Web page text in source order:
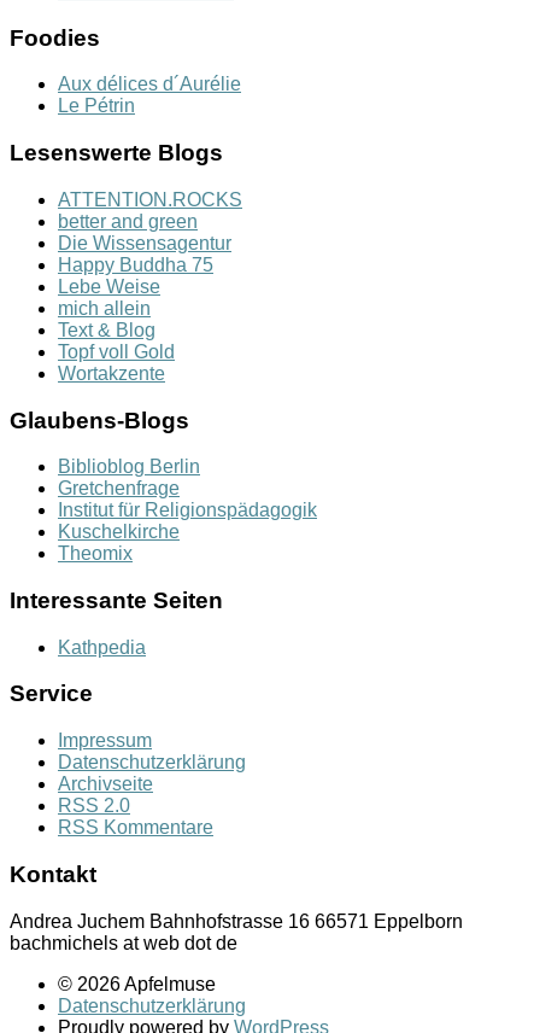
Foodies
Aux délices d´Aurélie
Le Pétrin
Lesenswerte Blogs
ATTENTION.ROCKS
better and green
Die Wissensagentur
Happy Buddha 75
Lebe Weise
mich allein
Text & Blog
Topf voll Gold
Wortakzente
Glaubens-Blogs
Biblioblog Berlin
Gretchenfrage
Institut für Religionspädagogik
Kuschelkirche
Theomix
Interessante Seiten
Kathpedia
Service
Impressum
Datenschutzerklärung
Archivseite
RSS 2.0
RSS Kommentare
Kontakt
Andrea Juchem Bahnhofstrasse 16 66571 Eppelborn
bachmichels at web dot de
© 2026 Apfelmuse
Datenschutzerklärung
Proudly powered by WordPress